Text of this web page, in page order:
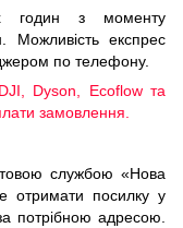
годин з моменту
Можливість експрес
по телефону.
Dyson, Ecoflow та
замовлення.
службою «Нова
отримати посилку у
потрібною адресою.